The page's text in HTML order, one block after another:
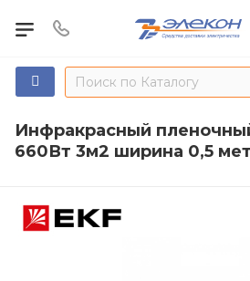
Инфракрасный
660Вт 3м2 ширина 0,5